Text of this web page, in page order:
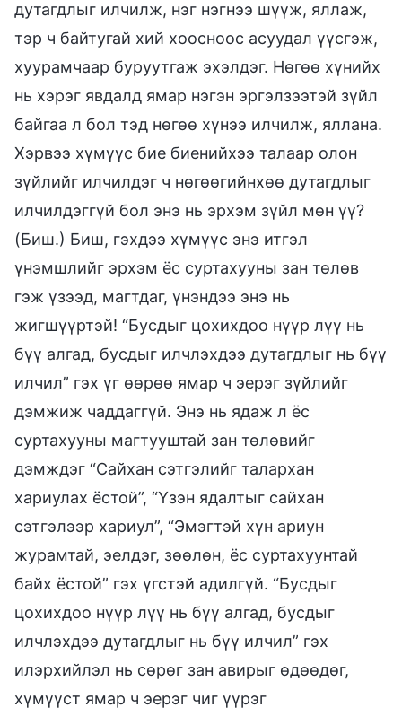
дутагдлыг илчилж, нэг нэгнээ шүүж, яллаж,
тэр ч байтугай хий хоосноос асуудал үүсгэж,
хуурамчаар буруутгаж эхэлдэг. Нөгөө хүнийх
нь хэрэг явдалд ямар нэгэн эргэлзээтэй зүйл
байгаа л бол тэд нөгөө хүнээ илчилж, яллана.
Хэрвээ хүмүүс бие биенийхээ талаар олон
зүйлийг илчилдэг ч нөгөөгийнхөө дутагдлыг
илчилдэггүй бол энэ нь эрхэм зүйл мөн үү?
(Биш.) Биш, гэхдээ хүмүүс энэ итгэл
үнэмшлийг эрхэм ёс суртахууны зан төлөв
гэж үзээд, магтдаг, үнэндээ энэ нь
жигшүүртэй! “Бусдыг цохихдоо нүүр лүү нь
бүү алгад, бусдыг илчлэхдээ дутагдлыг нь бүү
илчил” гэх үг өөрөө ямар ч эерэг зүйлийг
дэмжиж чаддаггүй. Энэ нь ядаж л ёс
суртахууны магтууштай зан төлөвийг
дэмждэг “Сайхан сэтгэлийг талархан
хариулах ёстой”, “Үзэн ядалтыг сайхан
сэтгэлээр хариул”, “Эмэгтэй хүн ариун
журамтай, эелдэг, зөөлөн, ёс суртахуунтай
байх ёстой” гэх үгстэй адилгүй. “Бусдыг
цохихдоо нүүр лүү нь бүү алгад, бусдыг
илчлэхдээ дутагдлыг нь бүү илчил” гэх
илэрхийлэл нь сөрөг зан авирыг өдөөдөг,
хүмүүст ямар ч эерэг чиг үүрэг